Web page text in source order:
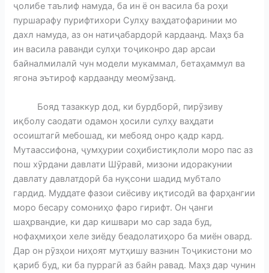
ҷолибе таълиф намуда, ба ин ё он васила ба роҳи
пуршарафу пурифтихори Сулҳу ваҳдатофаринии мо
дахл намуда, аз он натиҷабардорӣ кардаанд. Маҳз ба
ин васила раванди сулҳи тоҷиконро дар арсаи
байналмилалӣ чун модели мукаммал, бетаҳаммул ва
ягона эътироф кардаанду меомӯзанд.
Бояд тазаккур дод, ки бурдборӣ, пирӯзиву
иқболу саодати одамон ҳосили сулҳу ваҳдати
осоиштагӣ мебошад, ки мебояд онро қадр кард.
Мутаассифона, ҷумҳурии соҳибистиқлоли моро пас аз
пош хӯрдани давлати Шӯравӣ, мизони идоракунии
давлату давлатдорӣ ба нуқсони шадид мубтало
гардид. Муддате фазои сиёсиву иқтисодӣ ва фарҳангии
моро бесару сомониҳо фаро гирифт. Он ҷанги
шаҳрвандие, ки дар кишвари мо сар зада буд,
нофаҳмиҳои хеле зиёду беадолатиҳоро ба миён овард.
Дар он рӯзҳои ниҳоят мутҳишу вазнин Тоҷикистони мо
қариб буд, ки ба пуррагӣ аз байн равад. Маҳз дар чунин